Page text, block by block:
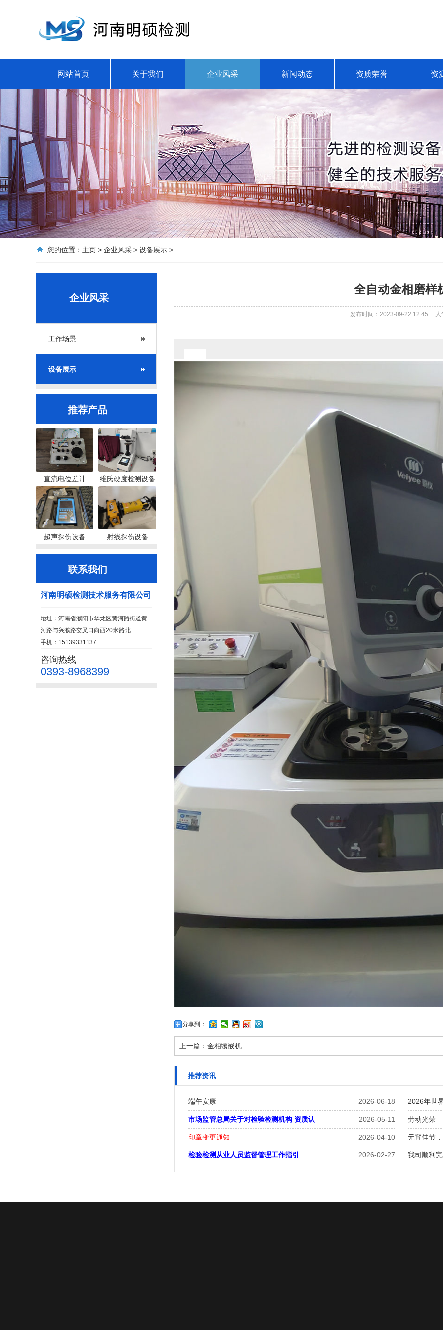
网站首页 关于我们 企业风采 新闻动态 资质荣誉 资
您的位置： 主页 > 企业风采 > 设备展示 >
企业风采
工作场景
设备展示
推荐产品
直流电位差计 维氏硬度检测设备
超声探伤设备 射线探伤设备
联系我们
河南明硕检测技术服务有限公司
地址：河南省濮阳市华龙区黄河路街道黄
河路与兴濮路交叉口向西20米路北
手机：15139331137
咨询热线
0393-8968399
全自动金相磨样
发布时间：2023-09-22 12:45 人
分享到：
上一篇： 金相镶嵌机
推荐资讯
2026-06-18
端午安康 2026年世
2026-05-11
市场监管总局关于对检验检测机构 资质认 劳动光荣
2026-04-10
印章变更通知 元宵佳节
2026-02-27
检验检测从业人员监督管理工作指引 我司顺利